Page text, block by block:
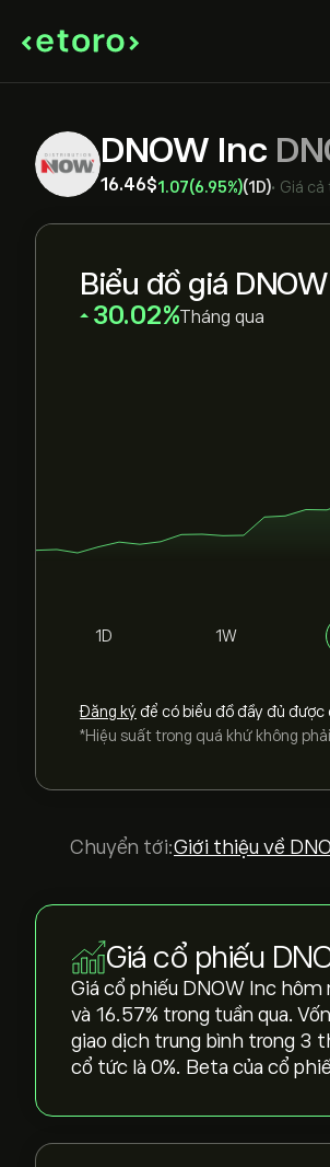
DNOW Inc
16.46‎$‎1.07(6.95%)(1D)• Giá cả
Biểu đồ giá DNOW
‎30.02‎ Tháng qua
1D 1W
Đăng ký để có biểu đồ đầy đủ được
*Hiệu suất trong quá khứ không
Chuyển tới:Giới thiệu về
Giá cổ phiếu
Giá cổ phiếu DNOW Inc
và ‎16.57‎% trong tuần qua.
giao dịch trung bình trong 3
cổ tức là 0%. Beta của cổ